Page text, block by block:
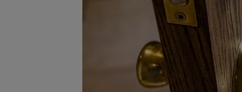
badnie odbiorców i ulepszanie